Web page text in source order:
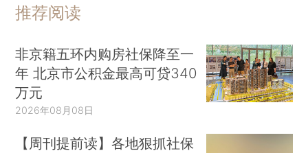
2021年10月27日，广东省肇庆市金利镇，这里的五金加工厂吸引了众多外来
推荐阅读
非京籍五环内购房社保降至一
年 北京市公积金最高可贷340
万元
2026年08月08日
【周刊提前读】各地狠抓社保